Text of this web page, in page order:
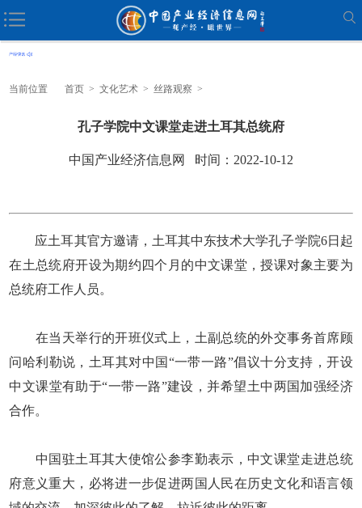
当前位置 首页 > 文化艺术 > 丝路观察 >
孔子学院中文课堂走进土耳其总统府
中国产业经济信息网 时间：2022-10-12
应土耳其官方邀请，土耳其中东技术大学孔子学院6日起
在土总统府开设为期约四个月的中文课堂，授课对象主要为
总统府工作人员。
在当天举行的开班仪式上，土副总统的外交事务首席顾
问哈利勒说，土耳其对中国“一带一路”倡议十分支持，开设
中文课堂有助于“一带一路”建设，并希望土中两国加强经济
合作。
中国驻土耳其大使馆公参李勤表示，中文课堂走进总统
府意义重大，必将进一步促进两国人民在历史文化和语言领